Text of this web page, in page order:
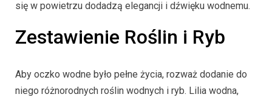
się w powietrzu dodadzą elegancji i dźwięku wodnemu.
Zestawienie Roślin i Ryb
Aby oczko wodne było pełne życia, rozważ dodanie do
niego różnorodnych roślin wodnych i ryb. Lilia wodna,